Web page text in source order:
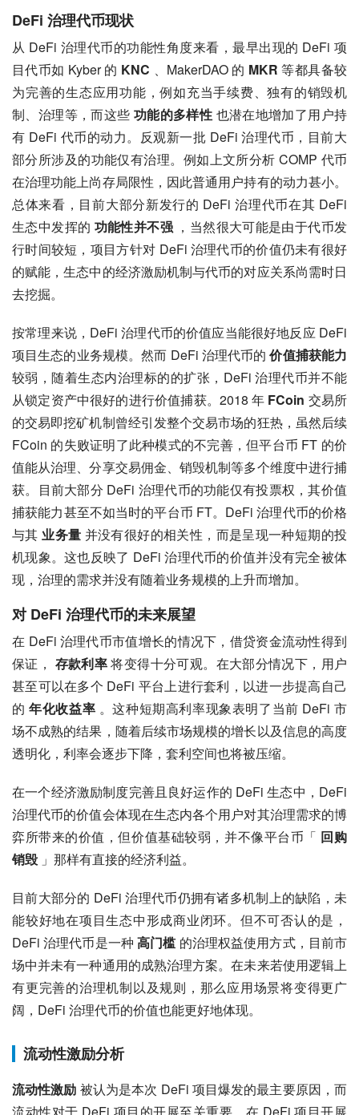
DeFi 治理代币现状
从 DeFi 治理代币的功能性角度来看，最早出现的 DeFi 项
目代币如 Kyber 的 KNC 、MakerDAO 的 MKR 等都具备较
为完善的生态应用功能，例如充当手续费、独有的销毁机
制、治理等，而这些 功能的多样性 也潜在地增加了用户持
有 DeFi 代币的动力。反观新一批 DeFi 治理代币，目前大
部分所涉及的功能仅有治理。例如上文所分析 COMP 代币
在治理功能上尚存局限性，因此普通用户持有的动力甚小。
总体来看，目前大部分新发行的 DeFi 治理代币在其 DeFi
生态中发挥的 功能性并不强 ，当然很大可能是由于代币发
行时间较短，项目方针对 DeFi 治理代币的价值仍未有很好
的赋能，生态中的经济激励机制与代币的对应关系尚需时日
去挖掘。
按常理来说，DeFi 治理代币的价值应当能很好地反应 DeFi
项目生态的业务规模。然而 DeFi 治理代币的 价值捕获能力
较弱，随着生态内治理标的的扩张，DeFi 治理代币并不能
从锁定资产中很好的进行价值捕获。2018 年 FCoin 交易所
的交易即挖矿机制曾经引发整个交易市场的狂热，虽然后续
FCoin 的失败证明了此种模式的不完善，但平台币 FT 的价
值能从治理、分享交易佣金、销毁机制等多个维度中进行捕
获。目前大部分 DeFi 治理代币的功能仅有投票权，其价值
捕获能力甚至不如当时的平台币 FT。DeFi 治理代币的价格
与其 业务量 并没有很好的相关性，而是呈现一种短期的投
机现象。这也反映了 DeFi 治理代币的价值并没有完全被体
现，治理的需求并没有随着业务规模的上升而增加。
对 DeFi 治理代币的未来展望
在 DeFi 治理代币市值增长的情况下，借贷资金流动性得到
保证， 存款利率 将变得十分可观。在大部分情况下，用户
甚至可以在多个 DeFi 平台上进行套利，以进一步提高自己
的 年化收益率 。这种短期高利率现象表明了当前 DeFi 市
场不成熟的结果，随着后续市场规模的增长以及信息的高度
透明化，利率会逐步下降，套利空间也将被压缩。
在一个经济激励制度完善且良好运作的 DeFi 生态中，DeFi
治理代币的价值会体现在生态内各个用户对其治理需求的博
弈所带来的价值，但价值基础较弱，并不像平台币「 回购
销毁 」那样有直接的经济利益。
目前大部分的 DeFi 治理代币仍拥有诸多机制上的缺陷，未
能较好地在项目生态中形成商业闭环。但不可否认的是，
DeFi 治理代币是一种 高门槛 的治理权益使用方式，目前市
场中并未有一种通用的成熟治理方案。在未来若使用逻辑上
有更完善的治理机制以及规则，那么应用场景将变得更广
阔，DeFi 治理代币的价值也能更好地体现。
流动性激励分析
流动性激励 被认为是本次 DeFi 项目爆发的最主要原因，而